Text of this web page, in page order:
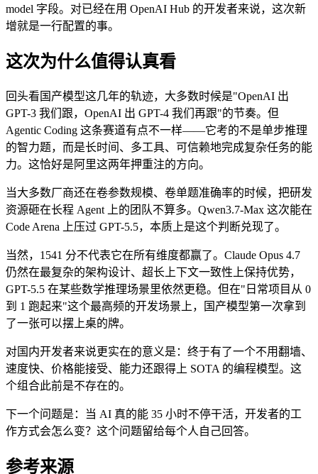
model 字段。对已经在用 OpenAI Hub 的开发者来说，这次新
增就是一行配置的事。
这次为什么值得认真看
回头看国产模型这几年的轨迹，大多数时候是"OpenAI 出
GPT-3 我们跟，OpenAI 出 GPT-4 我们再跟"的节奏。但
Agentic Coding 这条赛道有点不一样——它考的不是单步推理
的智力题，而是长时间、多工具、可信赖地完成复杂任务的能
力。这恰好是阿里这两年押重注的方向。
当大多数厂商还在卷参数规模、卷单题准确率的时候，把研发
资源砸在长程 Agent 上的团队不算多。Qwen3.7-Max 这次能在
Code Arena 上压过 GPT-5.5，本质上是这个判断兑现了。
当然，1541 分不代表它在所有维度都赢了。Claude Opus 4.7
仍然在最复杂的架构设计、超长上下文一致性上保持优势，
GPT-5.5 在某些数学推理场景里依然更稳。但在"日常项目从 0
到 1 跑起来"这个最高频的开发场景上，国产模型第一次拿到
了一张可以摆上桌的牌。
对国内开发者来说更实在的意义是：终于有了一个不用翻墙、
速度快、价格能接受、能力还跟得上 SOTA 的编程模型。这
个组合此前是不存在的。
下一个问题是：当 AI 真的能 35 小时不停干活，开发者的工
作方式会怎么变？这个问题留给每个人自己回答。
参考来源